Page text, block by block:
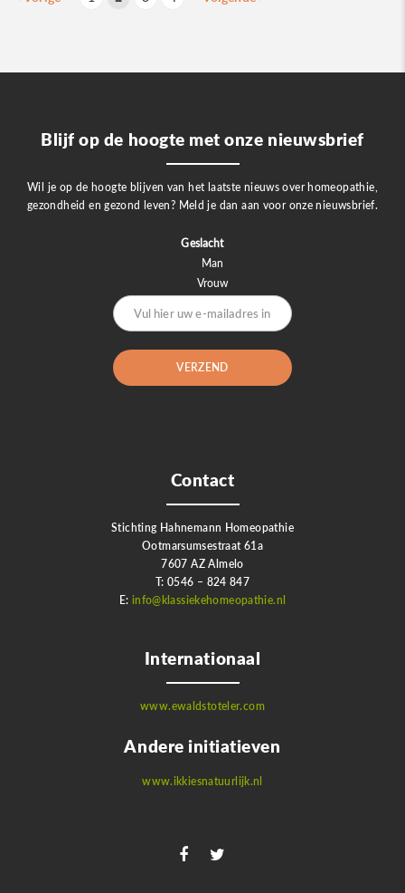
Contact
Stichting Hahnemann Homeopathie
Ootmarsumsestraat 61a
7607 AZ Almelo
T: 0546 – 824 847
E: info@klassiekehomeopathie.nl
Internationaal
www.ewaldstoteler.com
Andere initiatieven
www.ikkiesnatuurlijk.nl
Blijf op de hoogte met onze nieuwsbrief
Wil je op de hoogte blijven van het laatste nieuws over homeopathie,
gezondheid en gezond leven? Meld je dan aan voor onze nieuwsbrief.
Geslacht
Man
Vrouw